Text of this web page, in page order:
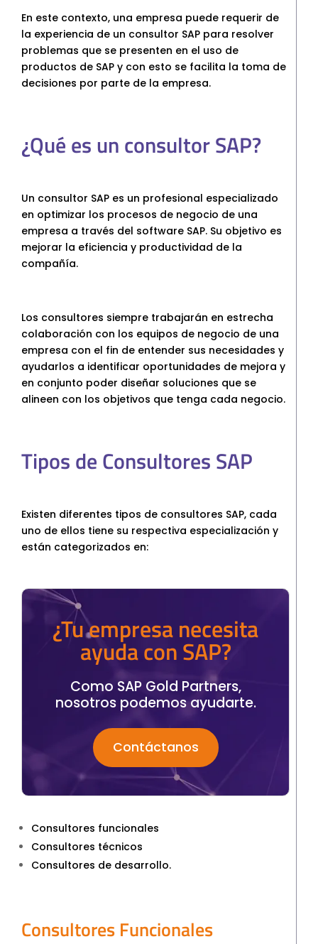
Soporte y Mantenimiento SAP
Soporte y Manntenimiento SAP
Business One
Soporte y Mantenimiento SAP
S4HANA Cloud
Consultoria SAP Business One
¡Más de 400 clientes!
En este contexto, una empresa puede requerir de
la experiencia de un consultor SAP para resolver
problemas que se presenten en el uso de
productos de SAP y con esto se facilita la toma de
decisiones por parte de la empresa.
¿Qué es un consultor SAP?
Un consultor SAP es un profesional especializado
en optimizar los procesos de negocio de una
empresa a través del software SAP. Su objetivo es
mejorar la eficiencia y productividad de la
compañía.
Los consultores siempre trabajarán en estrecha
colaboración con los equipos de negocio de una
empresa con el fin de entender sus necesidades y
ayudarlos a identificar oportunidades de mejora y
en conjunto poder diseñar soluciones que se
alineen con los objetivos que tenga cada negocio.
Tipos de Consultores SAP
Existen diferentes tipos de consultores SAP, cada
uno de ellos tiene su respectiva especialización y
están categorizados en:
¿Tu empresa necesita
ayuda con SAP?
Como SAP Gold Partners,
nosotros podemos ayudarte.
Contáctanos
Consultores funcionales
Consultores técnicos
Consultores de desarrollo.
Consultores Funcionales